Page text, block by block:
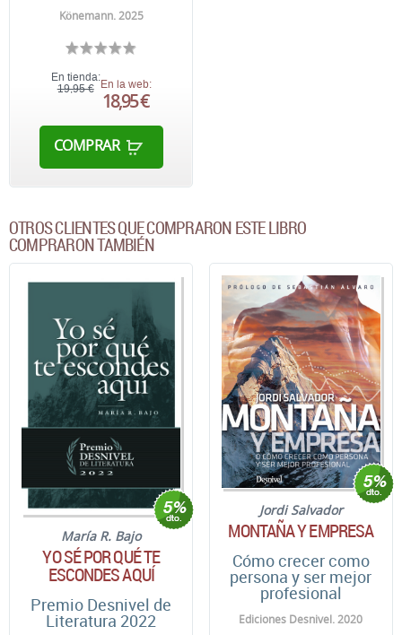
Könemann. 2025
En tienda:
19,95 € En la web:
18,95 €
COMPRAR
OTROS CLIENTES QUE COMPRARON ESTE LIBRO
COMPRARON TAMBIÉN
María R. Bajo
YO SÉ POR QUÉ TE
ESCONDES AQUÍ
Premio Desnivel de
Literatura 2022
Jordi Salvador
MONTAÑA Y EMPRESA
Cómo crecer como
persona y ser mejor
profesional
Ediciones Desnivel. 2020